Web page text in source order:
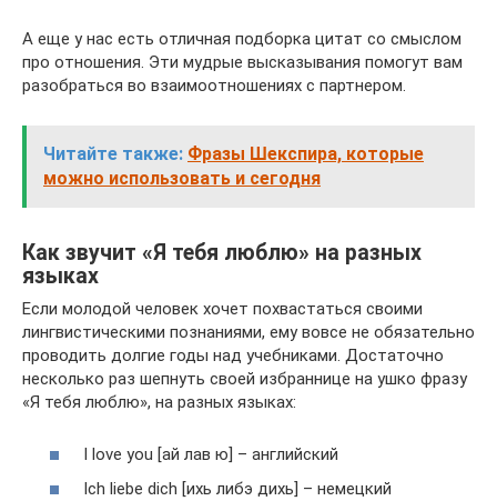
А еще у нас есть отличная подборка цитат со смыслом
про отношения. Эти мудрые высказывания помогут вам
разобраться во взаимоотношениях с партнером.
Читайте также: Фразы Шекспира, которые
можно использовать и сегодня
Как звучит «Я тебя люблю» на разных
языках
Если молодой человек хочет похвастаться своими
лингвистическими познаниями, ему вовсе не обязательно
проводить долгие годы над учебниками. Достаточно
несколько раз шепнуть своей избраннице на ушко фразу
«Я тебя люблю», на разных языках:
I love you [ай лав ю] – английский
Ich liebe dich [ихь либэ дихь] – немецкий